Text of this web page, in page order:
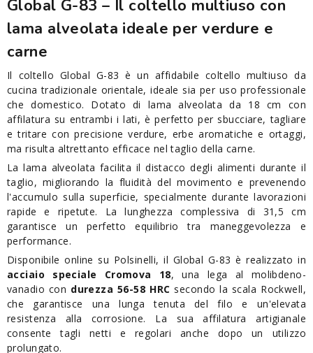
Global G-83 – Il coltello multiuso con
lama alveolata ideale per verdure e
carne
Il coltello Global G-83 è un affidabile coltello multiuso da
cucina tradizionale orientale, ideale sia per uso professionale
che domestico. Dotato di lama alveolata da 18 cm con
affilatura su entrambi i lati, è perfetto per sbucciare, tagliare
e tritare con precisione verdure, erbe aromatiche e ortaggi,
ma risulta altrettanto efficace nel taglio della carne.
La lama alveolata facilita il distacco degli alimenti durante il
taglio, migliorando la fluidità del movimento e prevenendo
l'accumulo sulla superficie, specialmente durante lavorazioni
rapide e ripetute. La lunghezza complessiva di 31,5 cm
garantisce un perfetto equilibrio tra maneggevolezza e
performance.
Disponibile online su Polsinelli, il Global G-83 è realizzato in
acciaio speciale Cromova 18, una lega al molibdeno-
vanadio con durezza 56-58 HRC secondo la scala Rockwell,
che garantisce una lunga tenuta del filo e un'elevata
resistenza alla corrosione. La sua affilatura artigianale
consente tagli netti e regolari anche dopo un utilizzo
prolungato.